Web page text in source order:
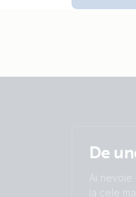
De
Ai nevoie
la cele